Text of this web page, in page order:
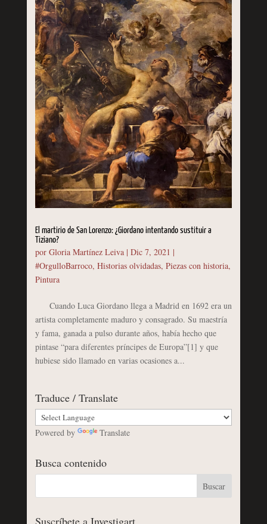
El martirio de San Lorenzo: ¿Giordano intentando sustituir a
Tiziano?
por Gloria Martínez Leiva| Dic 7, 2021 |
#OrgulloBarroco, Historias olvidadas, Piezas con historia,
Pintura
Cuando Luca Giordano llega a Madrid en 1692 era un
artista completamente maduro y consagrado. Su maestría
y fama, ganada a pulso durante años, había hecho que
pintase “para diferentes príncipes de Europa”[1] y que
hubiese sido llamado en varias ocasiones a...
Traduce / Translate
Powered by Translate
Busca contenido
Suscríbete a Investigart